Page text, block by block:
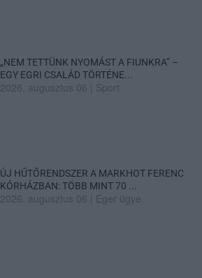
„NEM TETTÜNK NYOMÁST A FIUNKRA” –
EGY EGRI CSALÁD TÖRTÉNE...
2026. augusztus 06 Sport
ÚJ HŰTŐRENDSZER A MARKHOT FERENC
KÓRHÁZBAN: TÖBB MINT 70 ...
2026. augusztus 06 Eger ügye